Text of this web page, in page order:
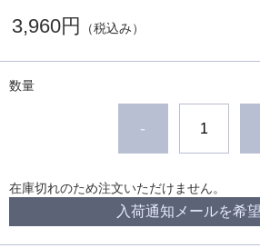
3,960円 （税込み）
数量
-
在庫切れのため注文いただけません。
入荷通知メールを希